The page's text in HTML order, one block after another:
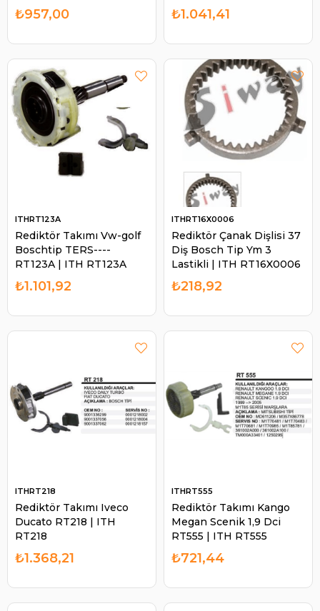
₺957,00 ₺1.041,41
Rediktör Takımı Vw-golf
Boschtip TERS----
RT123A | ITH RT123A
ITHRT123A
₺1.101,92
Rediktör Çanak Dişlisi 37
Diş Bosch Tip Ym 3
Lastikli | ITH RT16X0006
ITHRT16X0006
₺218,92
Rediktör Takımı Iveco
Ducato RT218 | ITH
RT218
ITHRT218
₺1.368,21
Rediktör Takımı Kango
Megan Scenik 1,9 Dci
RT555 | ITH RT555
ITHRT555
₺721,44